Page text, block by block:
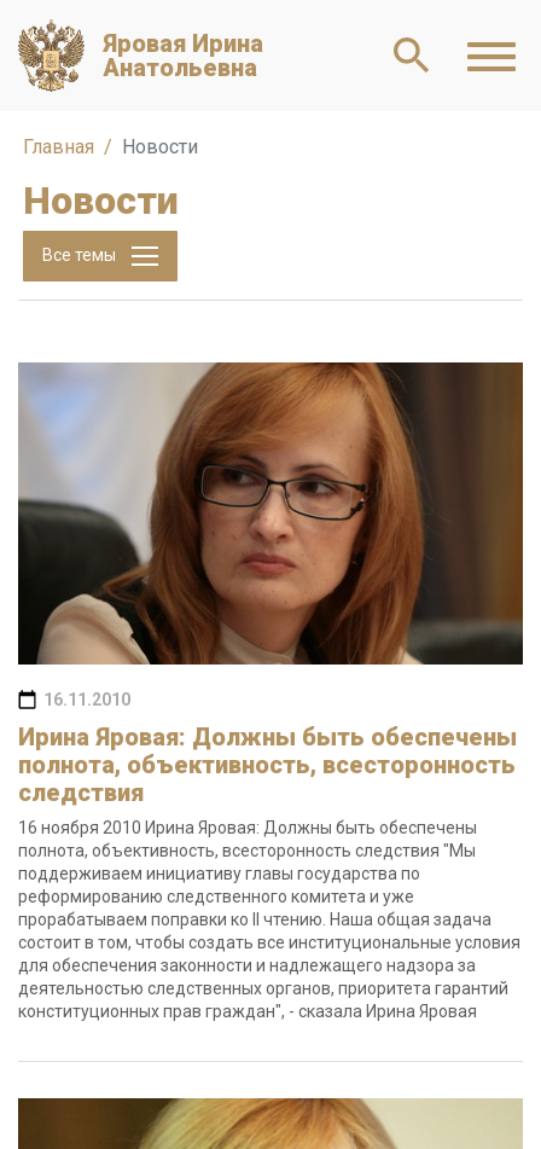
Яровая Ирина
Анатольевна
Главная Новости
Новости
Все темы
16.11.2010
Ирина Яровая: Должны быть обеспечены
полнота, объективность, всесторонность
следствия
16 ноября 2010 Ирина Яровая: Должны быть обеспечены
полнота, объективность, всесторонность следствия "Мы
поддерживаем инициативу главы государства по
реформированию следственного комитета и уже
прорабатываем поправки ко II чтению. Наша общая задача
состоит в том, чтобы создать все институциональные условия
для обеспечения законности и надлежащего надзора за
деятельностью следственных органов, приоритета гарантий
конституционных прав граждан", - сказала Ирина Яровая